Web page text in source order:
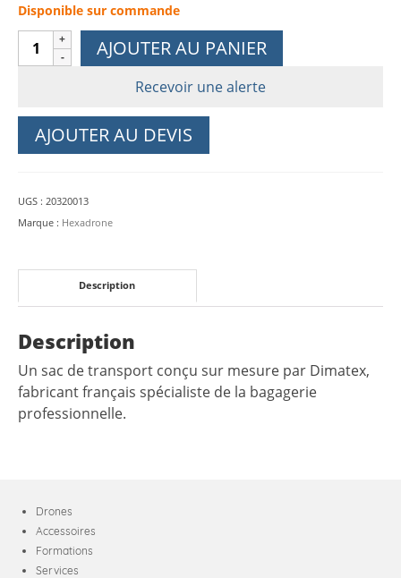
Disponible sur commande
quantité
de
AJOUTER AU PANIER
Recevoir une alerte
AJOUTER AU DEVIS
UGS : 20320013
Marque : Hexadrone
Description
Description
Un sac de transport conçu sur mesure par Dimatex,
fabricant français spécialiste de la bagagerie
professionnelle.
Drones
Accessoires
Formations
Services